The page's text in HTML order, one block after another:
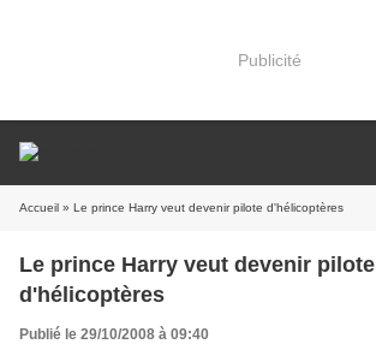
Publicité
Accueil » Le prince Harry veut devenir pilote d'hélicoptères
Le prince Harry veut devenir pilote
d'hélicoptères
Publié le 29/10/2008 à 09:40